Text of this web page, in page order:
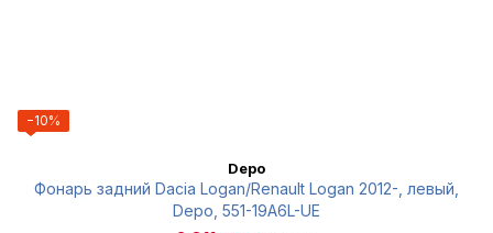
−10%
Depo
Фонарь задний Dacia Logan/Renault Logan 2012-, левый,
Depo, 551-19A6L-UE